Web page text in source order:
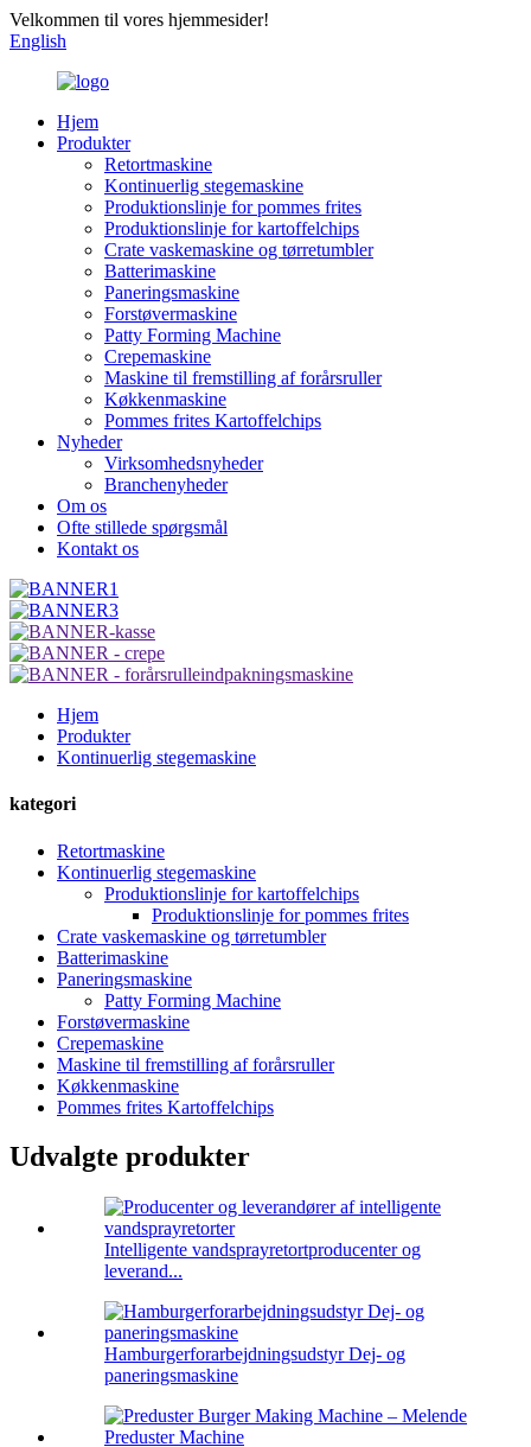
Velkommen til vores hjemmesider!
English
Hjem
Produkter
Retortmaskine
Kontinuerlig stegemaskine
Produktionslinje for pommes frites
Produktionslinje for kartoffelchips
Crate vaskemaskine og tørretumbler
Batterimaskine
Paneringsmaskine
Forstøvermaskine
Patty Forming Machine
Crepemaskine
Maskine til fremstilling af forårsruller
Køkkenmaskine
Pommes frites Kartoffelchips
Nyheder
Virksomhedsnyheder
Branchenyheder
Om os
Ofte stillede spørgsmål
Kontakt os
Hjem
Produkter
Kontinuerlig stegemaskine
kategori
Retortmaskine
Kontinuerlig stegemaskine
Produktionslinje for kartoffelchips
Produktionslinje for pommes frites
Crate vaskemaskine og tørretumbler
Batterimaskine
Paneringsmaskine
Patty Forming Machine
Forstøvermaskine
Crepemaskine
Maskine til fremstilling af forårsruller
Køkkenmaskine
Pommes frites Kartoffelchips
Udvalgte produkter
Intelligente vandsprayretortproducenter og
leverand...
Hamburgerforarbejdningsudstyr Dej- og
paneringsmaskine